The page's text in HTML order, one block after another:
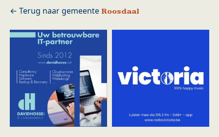
Roosdaal